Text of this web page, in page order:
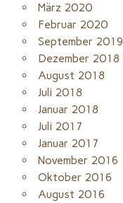
März 2020
Februar 2020
September 2019
Dezember 2018
August 2018
Juli 2018
Januar 2018
Juli 2017
Januar 2017
November 2016
Oktober 2016
August 2016